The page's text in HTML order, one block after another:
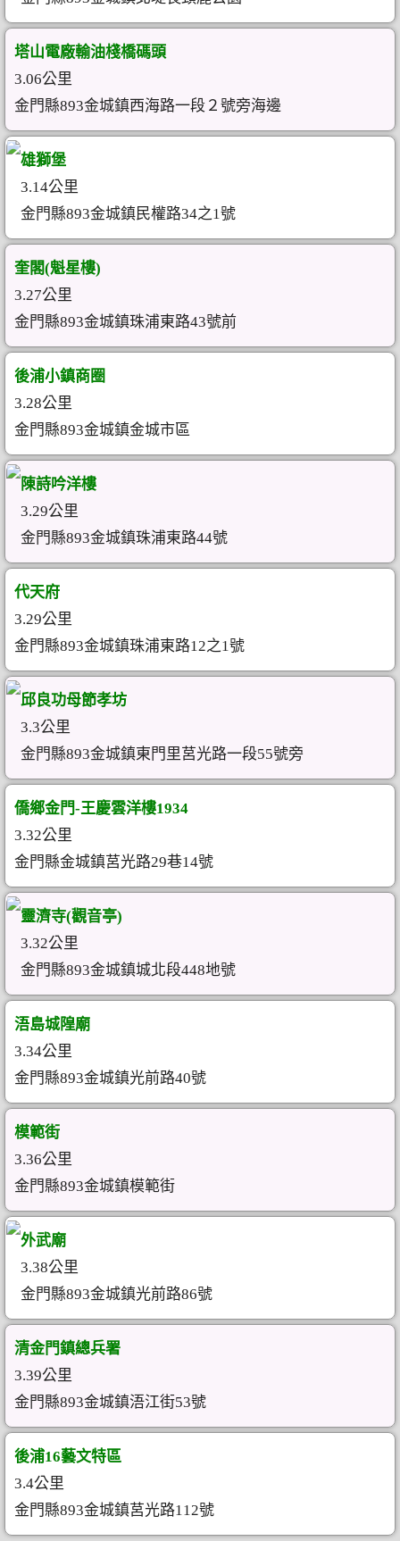
塔山電廠輸油棧橋碼頭
3.06公里
金門縣893金城鎮西海路一段２號旁海邊
雄獅堡
3.14公里
金門縣893金城鎮民權路34之1號
奎閣(魁星樓)
3.27公里
金門縣893金城鎮珠浦東路43號前
後浦小鎮商圈
3.28公里
金門縣893金城鎮金城市區
陳詩吟洋樓
3.29公里
金門縣893金城鎮珠浦東路44號
代天府
3.29公里
金門縣893金城鎮珠浦東路12之1號
邱良功母節孝坊
3.3公里
金門縣893金城鎮東門里莒光路一段55號旁
僑鄉金門-王慶雲洋樓1934
3.32公里
金門縣金城鎮莒光路29巷14號
靈濟寺(觀音亭)
3.32公里
金門縣893金城鎮城北段448地號
浯島城隍廟
3.34公里
金門縣893金城鎮光前路40號
模範街
3.36公里
金門縣893金城鎮模範街
外武廟
3.38公里
金門縣893金城鎮光前路86號
清金門鎮總兵署
3.39公里
金門縣893金城鎮浯江街53號
後浦16藝文特區
3.4公里
金門縣893金城鎮莒光路112號